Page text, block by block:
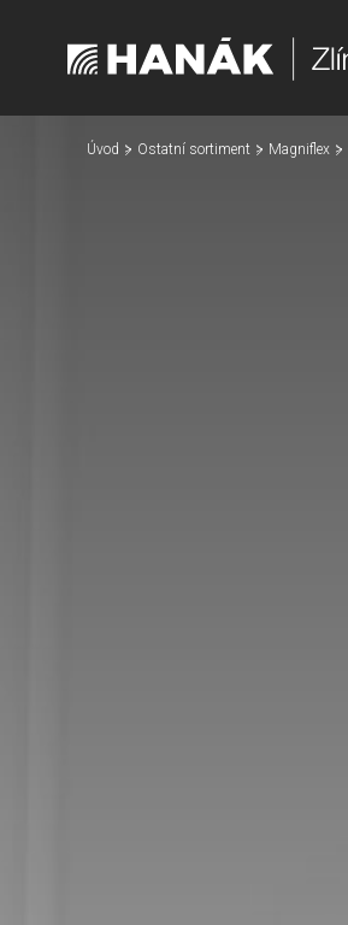
Úvod Ostatní sortiment Magniflex